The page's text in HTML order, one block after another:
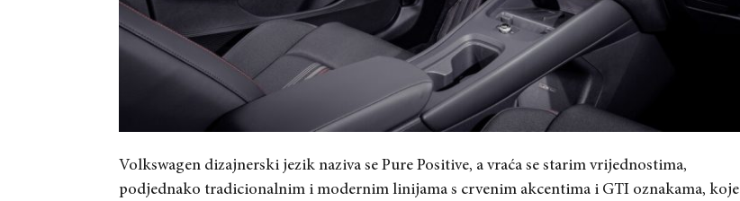
Volkswagen dizajnerski jezik naziva se Pure Positive, a vraća se starim vrijednostima,
podjednako tradicionalnim i modernim linijama s crvenim akcentima i GTI oznakama, koje